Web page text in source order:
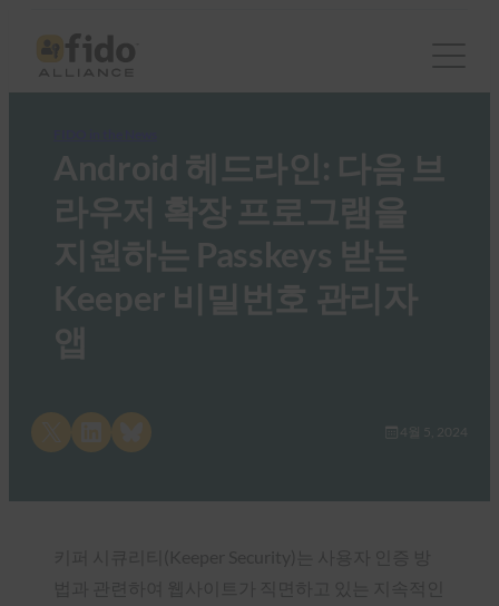
Android 헤드라인: 다음 브
라우저 확장 프로그램을
지원하는 Passkeys 받는
Keeper 비밀번호 관리자
앱
Share on LinkedInShare on Bluesky 4월 5, 2024